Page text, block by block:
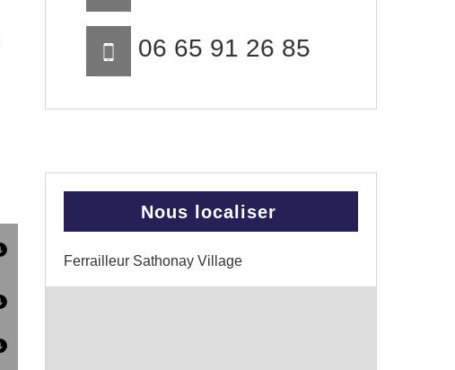
06 65 91 26 85
Nous localiser
Ferrailleur Sathonay Village